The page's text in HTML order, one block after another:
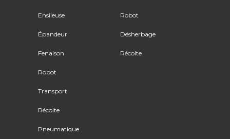
Ensileuse
Épandeur
Fenaison
Robot
Transport
Récolte
Pneumatique
Robot
Désherbage
Récolte